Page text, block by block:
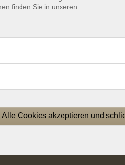
finden Sie in unseren
Alle Cookies akzeptieren und